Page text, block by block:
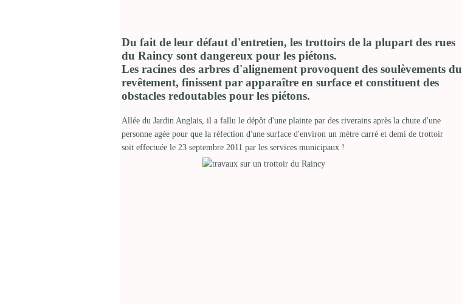
Du fait de leur défaut d'entretien, les trottoirs de la plupart des rues
du Raincy sont dangereux pour les piétons.
Les racines des arbres d'alignement provoquent des soulèvements du
revêtement, finissent par apparaître en surface et constituent des
obstacles redoutables pour les piétons.
Allée du Jardin Anglais, il a fallu le dépôt d'une plainte par des riverains après la chute d'une
personne agée pour que la réfection d'une surface d'environ un mètre carré et demi de trottoir
soit effectuée le 23 septembre 2011 par les services municipaux !